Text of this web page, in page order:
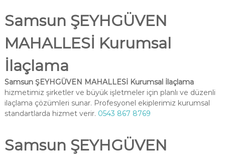
Samsun ŞEYHGÜVEN
MAHALLESİ Kurumsal
İlaçlama
Samsun ŞEYHGÜVEN MAHALLESİ Kurumsal İlaçlama
hizmetimiz şirketler ve büyük işletmeler için planlı ve düzenli
ilaçlama çözümleri sunar. Profesyonel ekiplerimiz kurumsal
standartlarda hizmet verir. 0543 867 8769
Samsun ŞEYHGÜVEN